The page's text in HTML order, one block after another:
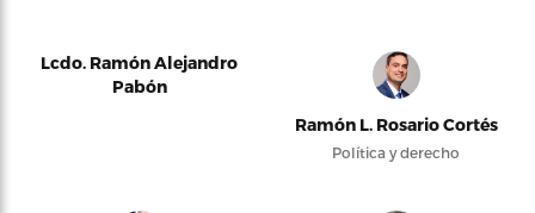
Lcdo. Ramón Alejandro
Pabón
Ramón L. Rosario Cortés
Política y derecho